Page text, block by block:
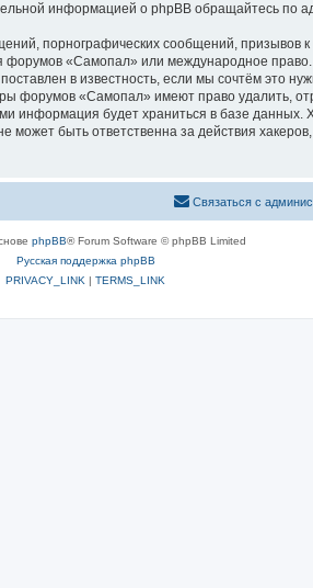
информацией о phpBB обращайтесь по
порнографических сообщений, призывов
форумов «Самопал» или международное
в известность, если мы сочтём это
форумов «Самопал» имеют право удалить,
информация будет храниться в базе
быть ответственна за действия хакеров,
Связаться с
phpBB® Forum Software © phpBB Limited
Русская поддержка phpBB
PRIVACY_LINK | TERMS_LINK